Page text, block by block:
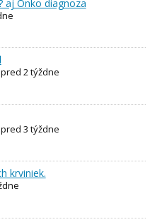
aj Onko diagnoza
pred 2 týždne
pred 3 týždne
krviniek.